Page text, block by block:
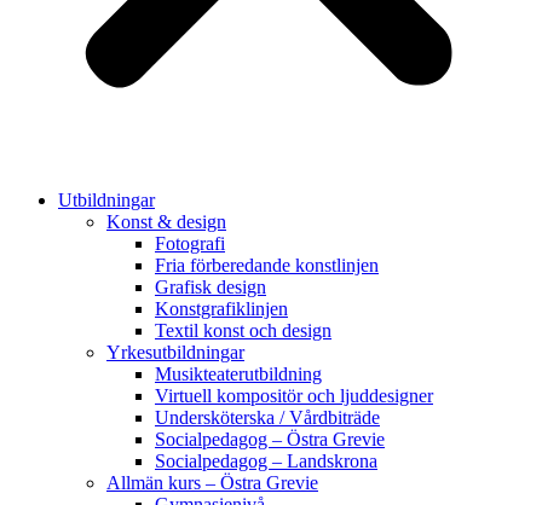
Utbildningar
Konst & design
Fotografi
Fria förberedande konstlinjen
Grafisk design
Konstgrafiklinjen
Textil konst och design
Yrkesutbildningar
Musikteaterutbildning
Virtuell kompositör och ljuddesigner
Undersköterska / Vårdbiträde
Socialpedagog – Östra Grevie
Socialpedagog – Landskrona
Allmän kurs – Östra Grevie